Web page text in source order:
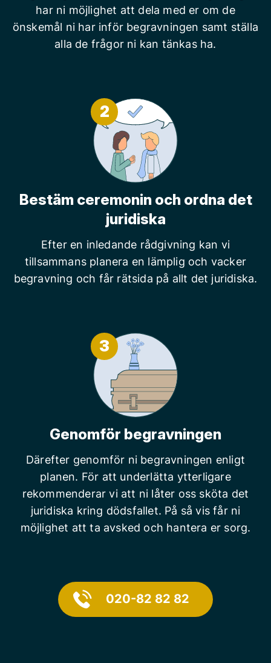
har ni möjlighet att dela med er om de
önskemål ni har inför begravningen samt ställa
alla de frågor ni kan tänkas ha.
2
Bestäm ceremonin och ordna det
juridiska
Efter en inledande rådgivning kan vi
tillsammans planera en lämplig och vacker
begravning och får rätsida på allt det juridiska.
3
Genomför begravningen
Därefter genomför ni begravningen enligt
planen. För att underlätta ytterligare
rekommenderar vi att ni låter oss sköta det
juridiska kring dödsfallet. På så vis får ni
möjlighet att ta avsked och hantera er sorg.
020-82 82 82